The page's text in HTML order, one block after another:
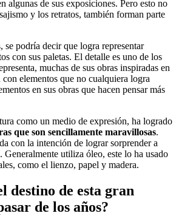
algunas de sus exposiciones. Pero esto no
y los retratos, también forman parte
se podría decir que logra representar
con sus paletas. El detalle es uno de los
muchas de sus obras inspiradas en
elementos que no cualquiera logra
en sus obras que hacen pensar más
como un medio de expresión, ha logrado
que son sencillamente maravillosas.
con la intención de lograr sorprender a
Generalmente utiliza óleo, este lo ha usado
como el lienzo, papel y madera.
destino de esta gran
de los años?